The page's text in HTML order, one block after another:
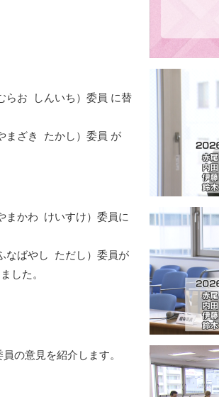
らお しんいち）委員 に替
まざき たかし）委員 が
まかわ けいすけ）委員に
ばやし ただし）委員が
した。
の意見を紹介します。